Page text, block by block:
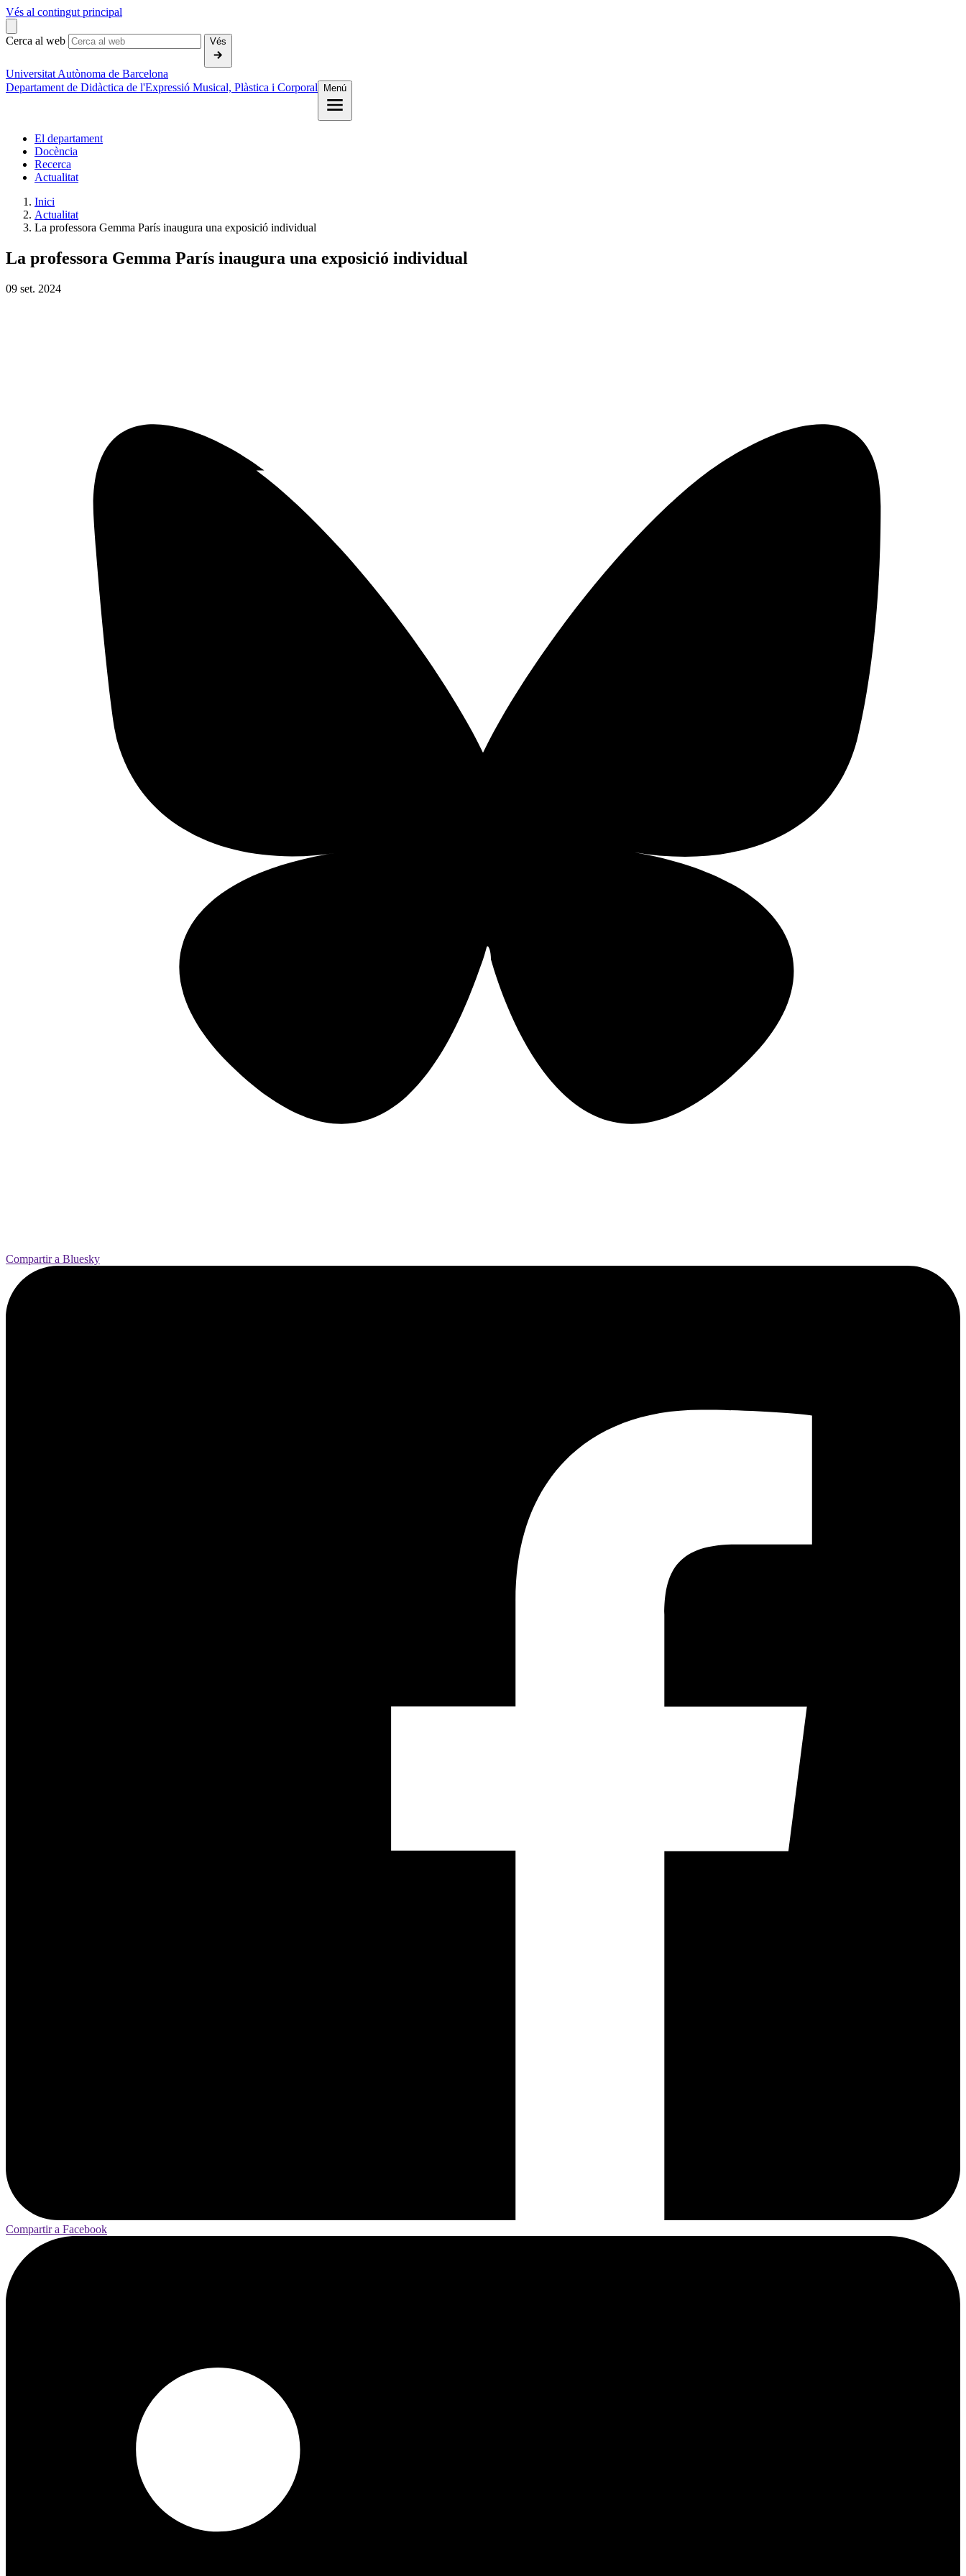
Vés al contingut principal
Cerca al web Vés
Universitat Autònoma de Barcelona
Departament de Didàctica de l'Expressió Musical, Plàstica i Corporal
Menú
El departament
Docència
Recerca
Actualitat
Inici
Actualitat
La professora Gemma París inaugura una exposició individual
La professora Gemma París inaugura una exposició individual
09 set. 2024
Compartir a Bluesky
Compartir a Facebook